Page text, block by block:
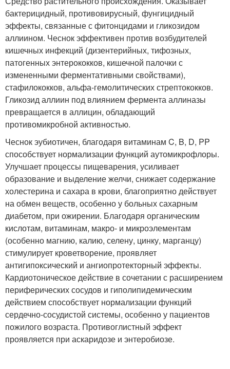
бактерицидный, противовирусный, фунгицидный
эффекты, связанные с фитонцидами и гликозидом
аллиином. Чеснок эффективен против возбудителей
кишечных инфекций (дизентерийных, тифозных,
патогенных энтерококков, кишечной палочки с
измененными ферментативными свойствами),
стафилококков, альфа-гемолитических стрептококков.
Гликозид аллиин под влиянием фермента аллиназы
превращается в аллицин, обладающий
противомикробной активностью.
Чеснок эубиотичен, благодаря витаминам C, B, D, PP
способствует нормализации функций аутомикрофлоры.
Улучшает процессы пищеварения, усиливает
образование и выделение желчи, снижает содержание
холестерина и сахара в крови, благоприятно действует
на обмен веществ, особенно у больных сахарным
диабетом, при ожирении. Благодаря органическим
кислотам, витаминам, макро- и микроэлементам
(особенно магнию, калию, селену, цинку, марганцу)
стимулирует кроветворение, проявляет
антигипоксический и ангиопротекторный эффекты.
Кардиотоническое действие в сочетании с расширением
периферических сосудов и гиполипидемическим
действием способствует нормализации функций
сердечно-сосудистой системы, особенно у пациентов
пожилого возраста. Противоглистный эффект
проявляется при аскаридозе и энтеробиозе.